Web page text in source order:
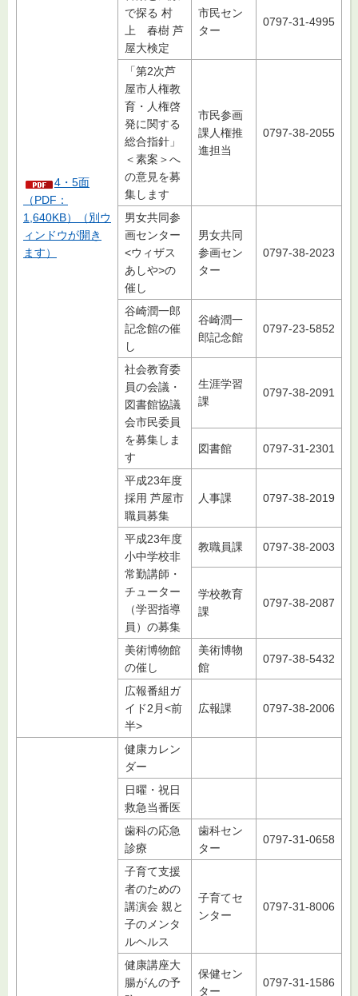
4・5面
（PDF：
1,640KB）（別ウ
ィンドウが開き
ます）
で探る 村
上 春樹 芦
屋大検定
市民セン
ター
0797-31-4995
「第2次芦
屋市人権教
育・人権啓
発に関する
総合指針」
＜素案＞へ
の意見を募
集します
市民参画
課人権推
進担当
0797-38-2055
男女共同参
画センター
<ウィザス
あしや>の
催し
男女共同
参画セン
ター
0797-38-2023
谷崎潤一郎
記念館の催
し
谷崎潤一
郎記念館
0797-23-5852
社会教育委
員の会議・
図書館協議
会市民委員
を募集しま
す
生涯学習
課
0797-38-2091
図書館 0797-31-2301
平成23年度
採用 芦屋市
職員募集
人事課 0797-38-2019
平成23年度
小中学校非
常勤講師・
チューター
（学習指導
員）の募集
教職員課 0797-38-2003
学校教育
課
0797-38-2087
美術博物館
の催し
美術博物
館
0797-38-5432
広報番組ガ
イド2月<前
半>
広報課 0797-38-2006
健康カレン
ダー
日曜・祝日
救急当番医
歯科の応急
診療
歯科セン
ター
0797-31-0658
子育て支援
者のための
講演会 親と
子のメンタ
ルヘルス
子育てセ
ンター
0797-31-8006
健康講座大
腸がんの予
保健セン
ター
0797-31-1586